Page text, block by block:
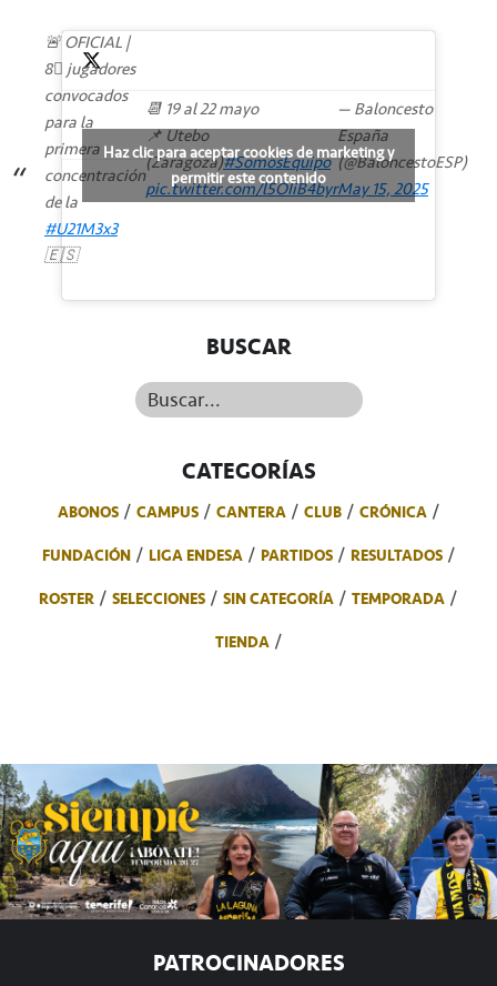
🚨 OFICIAL |
8⃣ jugadores
convocados
para la
primera
concentración
de la
#U21M3x3
🇪🇸
📆 19 al 22 mayo
📌 Utebo
(Zaragoza)#SomosEquipo
pic.twitter.com/l5OIiB4byr
— Baloncesto
España
(@BaloncestoESP)
May 15, 2025
Haz clic para aceptar cookies de marketing y
permitir este contenido
BUSCAR
Buscar...
CATEGORÍAS
ABONOS CAMPUS CANTERA CLUB
CRÓNICA
FUNDACIÓN
LIGA ENDESA PARTIDOS
RESULTADOS
ROSTER
SELECCIONES SIN CATEGORÍA
TEMPORADA
TIENDA
PATROCINADORES